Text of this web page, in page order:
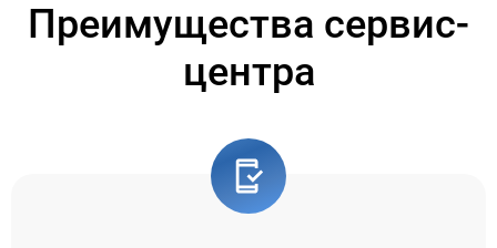
Преимущества сервис-
центра